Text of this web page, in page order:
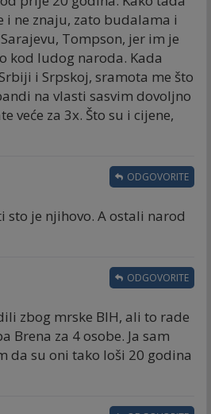
i ne znaju, zato budalama i
Tompson, jer im je
kod ludog naroda. Kada
i Srpskoj, sramota me što
na vlasti sasvim dovoljno
veće za 3x. Što su i cijene,
je njihovo. A ostali narod
ODGOVORITE
zbog mrske BIH, ali to rade
Brena za 4 osobe. Ja sam
da su oni tako loši 20 godina
ODGOVORITE